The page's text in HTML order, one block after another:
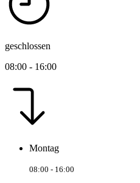
geschlossen
08:00 - 16:00
Montag
08:00 - 16:00